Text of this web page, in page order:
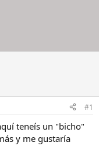
#1
teneís un "bicho"
y me gustaría